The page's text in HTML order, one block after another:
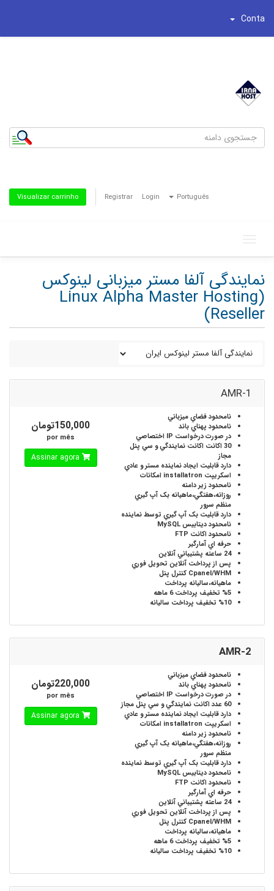
Conta
Português
Login
Registrar
Visualizar carrinho
navigation
نمایندگی آلفا مستر میزبانی لینوکس
(Linux Alpha Master Hosting
Reseller)
AMR-1
نامحدودفضاي ميزباني
نامحدود پهناي باند
در صورت درخواست
30 اکانت
اکانت نمايندگي و سي پنل
مجاز
داردقابليت ايجاد نماينده مستر و عادي
اسکريپت installatron
امکانات
نامحدود زير دامنه
روزانه،هفتگي،ماهيانه بک آپ گيري
منظم سرور
داردقابليت بک آپ گيري توسط نماينده
نامحدودديتابيس MySQL
نامحدود اکانت FTP
حرفه ايآمارگير
24 ساعته
پشتيباني آنلاين
پس از پرداخت آنلاين تحويل فوري
Cpanel/WHM کنترل پنل
ماهيانه،ساليانه پرداخت
%5 تخفيف پرداخت 6 ماهه
%10 تخفيف پرداخت ساليانه
150,000تومان
por mês
Assinar agora
AMR-2
نامحدودفضاي ميزباني
نامحدود پهناي باند
در صورت درخواست
60 عدد
اکانت نمايندگي و سي پنل مجاز
داردقابليت ايجاد نماينده مستر و عادي
اسکريپت installatron
امکانات
نامحدود زير دامنه
روزانه،هفتگي،ماهيانه بک آپ گيري
منظم سرور
داردقابليت بک آپ گيري توسط نماينده
نامحدودديتابيس MySQL
نامحدود اکانت FTP
حرفه ايآمارگير
24 ساعته
پشتيباني آنلاين
پس از پرداخت آنلاين تحويل فوري
Cpanel/WHM کنترل پنل
ماهيانه،ساليانه پرداخت
%5 تخفيف پرداخت 6 ماهه
%10 تخفيف پرداخت ساليانه
220,000تومان
por mês
Assinar agora